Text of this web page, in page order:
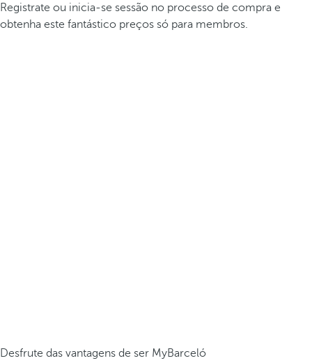
Registrate ou inicia-se sessão no processo de compra e
obtenha este fantástico preços só para membros.
Desfrute das vantagens de ser MyBarceló